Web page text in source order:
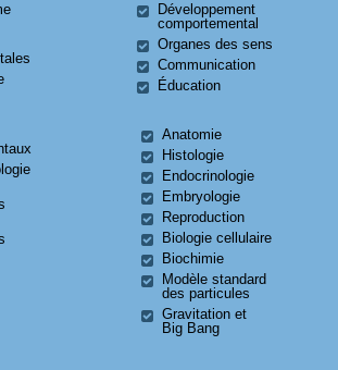
Développement
comportemental
Organes des sens
Communication
Éducation
Anatomie
Histologie
Endocrinologie
Embryologie
Reproduction
Biologie cellulaire
Biochimie
Modèle standard
des particules
Gravitation et
Big Bang